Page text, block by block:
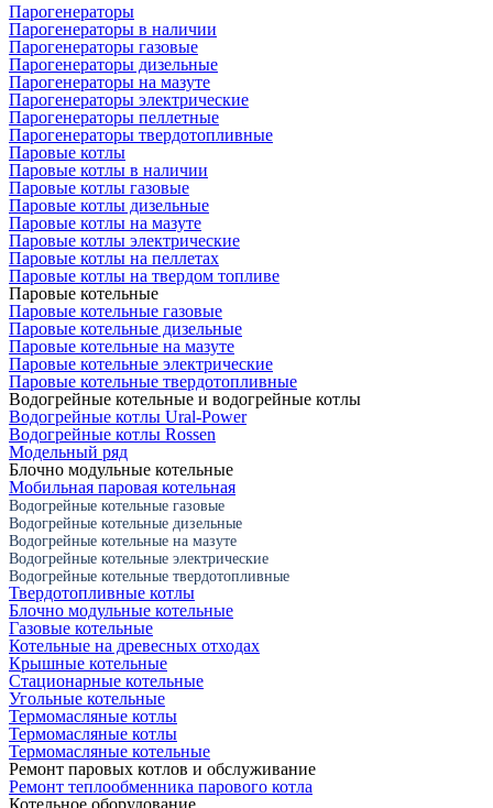
Парогенераторы
Парогенераторы в наличии
Парогенераторы газовые
Парогенераторы дизельные
Парогенераторы на мазуте
Парогенераторы электрические
Парогенераторы пеллетные
Парогенераторы твердотопливные
Паровые котлы
Паровые котлы в наличии
Паровые котлы газовые
Паровые котлы дизельные
Паровые котлы на мазуте
Паровые котлы электрические
Паровые котлы на пеллетах
Паровые котлы на твердом топливе
Паровые котельные
Паровые котельные газовые
Паровые котельные дизельные
Паровые котельные на мазуте
Паровые котельные электрические
Паровые котельные твердотопливные
Водогрейные котельные и водогрейные котлы
Водогрейные котлы Ural-Power
Водогрейные котлы Rossen
Модельный ряд
Блочно модульные котельные
Мобильная паровая котельная
Водогрейные котельные газовые
Водогрейные котельные дизельные
Водогрейные котельные на мазуте
Водогрейные котельные электрические
Водогрейные котельные твердотопливные
Твердотопливные котлы
Блочно модульные котельные
Газовые котельные
Котельные на древесных отходах
Крышные котельные
Стационарные котельные
Угольные котельные
Термомасляные котлы
Термомасляные котлы
Термомасляные котельные
Ремонт паровых котлов и обслуживание
Ремонт теплообменника парового котла
Котельное оборудование